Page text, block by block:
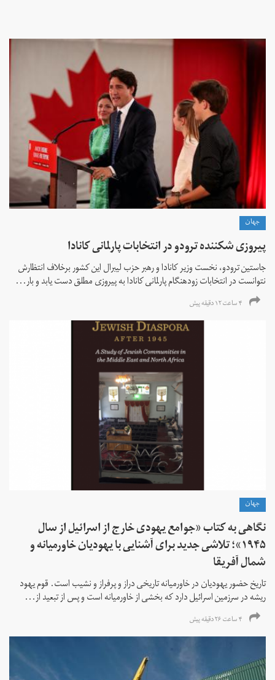
جهان
پیروزی شکننده ترودو در انتخابات پارلمانی کانادا
جاستین ترودو، نخست وزیر کانادا و رهبر حزب لیبرال این کشور برخلاف انتظارش
نتوانست در انتخابات زود‌هنگام پارلمانی کانادا به پیروزی مطلق دست یابد و بار...
۴ ساعت ۱۲ دقیقه پیش
جهان
نگاهی به کتاب «جوامع یهودی خارج از اسرائیل از سال
۱۹۴۵»؛ تلاشی جدید برای آشنایی با یهودیان خاورمیانه و
شمال آفریقا
تاریخ حضور یهودیان در خاورمیانه تاریخی دراز و پرفراز و نشیب است. قوم یهود
ریشه در سرزمین اسرائیل دارد که بخشی از خاورمیانه است و پس از تبعید از...
۴ ساعت ۲۶ دقیقه پیش